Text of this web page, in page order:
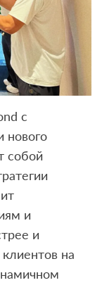
с
нового
собой
и
и
на